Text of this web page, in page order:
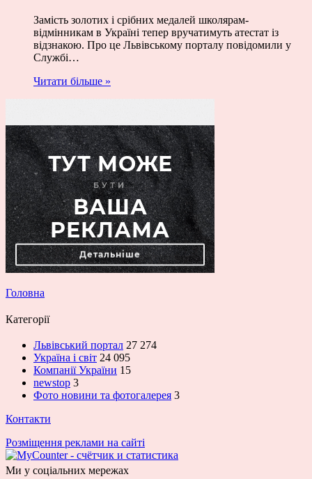
Замість золотих і срібних медалей школярам-
відмінникам в Україні тепер вручатимуть атестат із
відзнакою. Про це Львівському порталу повідомили у
Службі…
Читати більше »
Головна
Категорії
Львівський портал 27 274
Україна і світ 24 095
Компанії України 15
newstop 3
Фото новини та фотогалерея 3
Контакти
Розміщення реклами на сайті
Ми у соціальних мережах